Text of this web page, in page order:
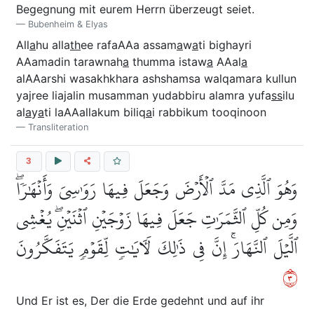
Begegnung mit eurem Herrn überzeugt seiet.
Bubenheim & Elyas
Allahu allathee rafaAAa assamawati bighayri
AAamadin tarawnaha thumma istawa AAala
alAAarshi wasakhkhara ashshamsa walqamara kullun
yajree liajalin musamman yudabbiru alamra yufassilu
alayati laAAallakum biliqai rabbikum tooqinoon
Transliteration
3
وَهُوَ ٱلَّذِي مَدَّ ٱلۡأَرۡضَ وَجَعَلَ فِيهَا رَوَٰسِيَ وَأَنۡهَٰرٗاۖ
وَمِن كُلِّ ٱلثَّمَرَٰتِ جَعَلَ فِيهَا زَوۡجَيۡنِ ٱثۡنَيۡنِۖ يُغۡشِي
ٱلَّيۡلَ ٱلنَّهَارَۚ إِنَّ فِي ذَٰلِكَ لَأٓيَٰتٖ لِّقَوۡمٖ يَتَفَكَّرُونَ
٣
Und Er ist es, Der die Erde gedehnt und auf ihr